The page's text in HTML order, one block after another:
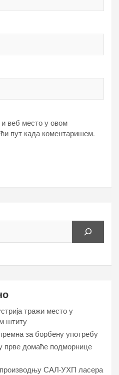
и веб место у овом
пут када коментаришем.
тражи место у
штиту
за борбену употребу
прве домаће подморнице
САЛ-УХП ласера